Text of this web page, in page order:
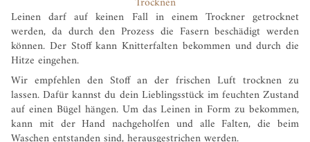
Leinen darf auf keinen Fall in einem Trockner getrocknet
werden, da durch den Prozess die Fasern beschädigt werden
können. Der Stoff kann Knitterfalten bekommen und durch die
Hitze eingehen.
Wir empfehlen den Stoff an der frischen Luft trocknen zu
lassen. Dafür kannst du dein Lieblingsstück im feuchten Zustand
auf einen Bügel hängen. Um das Leinen in Form zu bekommen,
kann mit der Hand nachgeholfen und alle Falten, die beim